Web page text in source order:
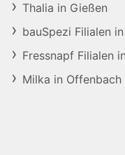
Thalia in Gießen
bauSpezi Filialen
Fressnapf Filialen
Milka in Offenbach